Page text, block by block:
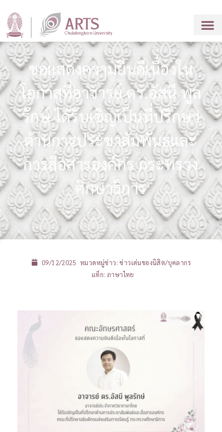
ขอแสดงความยินดีเนื่องใน
โอกาสที่อาจารย์ ดร.อัสนี พูล
รักษ์ ได้รับเชิญเป็นที่ปรึกษา
ด้านการประชาสัมพันธ์และ
การสื่อสารองค์กร กระทรวง
ศึกษาธิการ
09/12/2025 หมวดหมู่ข่าว:ข่าวเด่นของนิสิต/บุคลากร
แท็ก: ภาษาไทย